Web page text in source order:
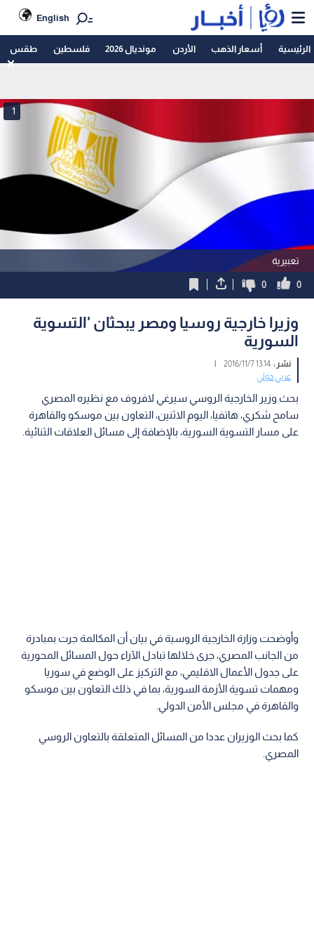
English
الرئيسية أسعار الذهب الأردن مونديال 2026 فلسطين طقس
تعبيرية
1
0
0
وزيرا خارجية روسيا ومصر يبحثان 'التسوية
السورية
نشر :13:14 2016/11/7
|
عربي دولي
بحث وزير الخارجية الروسي سيرغي لافروف مع نظيره المصري
سامح شكري، هاتفيا، اليوم الاثنين، التعاون بين موسكو والقاهرة
على مسار التسوية السورية، بالإضافة إلى مسائل العلاقات الثنائية.
وأوضحت وزارة الخارجية الروسية في بيان أن المكالمة جرت بمبادرة
من الجانب المصري، جرى خلالها تبادل الآراء حول المسائل المحورية
على جدول الأعمال الاقليمي، مع التركيز على الوضع في سوريا
ومهمات تسوية الأزمة السورية، بما في ذلك التعاون بين موسكو
والقاهرة في مجلس الأمن الدولي.
كما بحث الوزيران عددا من المسائل المتعلقة بالتعاون الروسي
المصري.